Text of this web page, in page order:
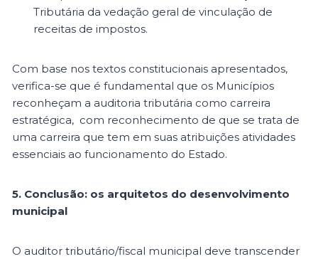
Tributária da vedação geral de vinculação de
receitas de impostos.
Com base nos textos constitucionais apresentados,
verifica-se que é fundamental que os Municípios
reconheçam a auditoria tributária como carreira
estratégica, com reconhecimento de que se trata de
uma carreira que tem em suas atribuições atividades
essenciais ao funcionamento do Estado.
5. Conclusão: os arquitetos do desenvolvimento
municipal
O auditor tributário/fiscal municipal deve transcender